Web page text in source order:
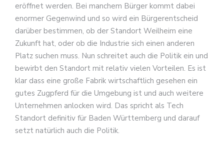
eröffnet werden. Bei manchem Bürger kommt dabei
enormer Gegenwind und so wird ein Bürgerentscheid
darüber bestimmen, ob der Standort Weilheim eine
Zukunft hat, oder ob die Industrie sich einen anderen
Platz suchen muss. Nun schreitet auch die Politik ein und
bewirbt den Standort mit relativ vielen Vorteilen. Es ist
klar dass eine große Fabrik wirtschaftlich gesehen ein
gutes Zugpferd für die Umgebung ist und auch weitere
Unternehmen anlocken wird. Das spricht als Tech
Standort definitiv für Baden Württemberg und darauf
setzt natürlich auch die Politik.